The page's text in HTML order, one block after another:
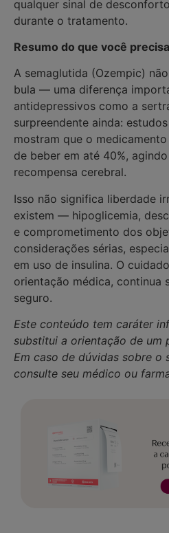
qualquer sinal de
durante o tratamento.
Resumo do que você
A semaglutida (Ozempic)
bula — uma diferença
antidepressivos como a
surpreendente ainda:
mostram que o
de beber em até 40%,
recompensa cerebral.
Isso não significa liberdade
existem — hipoglicemia,
e comprometimento dos
considerações sérias,
em uso de insulina. O
orientação médica, continua
seguro.
Este conteúdo tem caráter
substitui a orientação de um
Em caso de dúvidas sobre o
consulte seu médico ou